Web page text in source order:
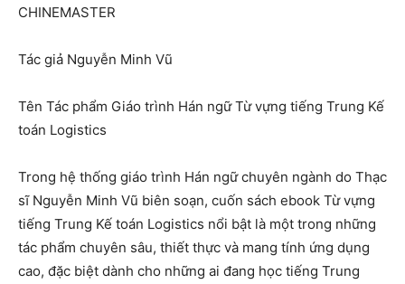
CHINEMASTER
Tác giả Nguyễn Minh Vũ
Tên Tác phẩm Giáo trình Hán ngữ Từ vựng tiếng Trung Kế
toán Logistics
Trong hệ thống giáo trình Hán ngữ chuyên ngành do Thạc
sĩ Nguyễn Minh Vũ biên soạn, cuốn sách ebook Từ vựng
tiếng Trung Kế toán Logistics nổi bật là một trong những
tác phẩm chuyên sâu, thiết thực và mang tính ứng dụng
cao, đặc biệt dành cho những ai đang học tiếng Trung